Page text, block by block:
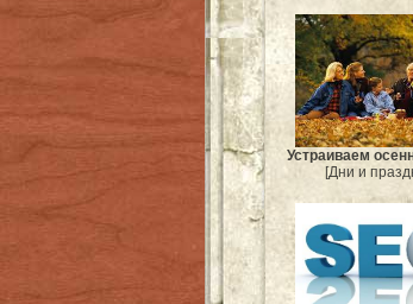
Устраиваем
[Дни и